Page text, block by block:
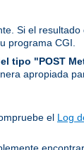
Si el
programa CGI.
tipo "POST
apropiada
el Log